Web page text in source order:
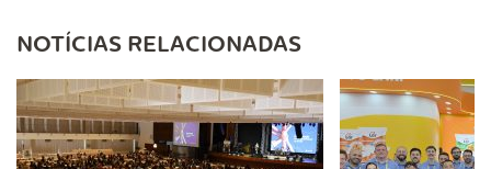
NOTÍCIAS RELACIONADAS